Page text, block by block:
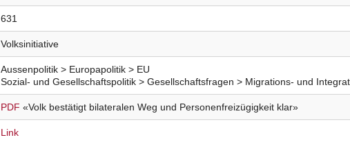
631
Volksinitiative
Aussenpolitik > Europapolitik > EU
Sozial- und Gesellschaftspolitik > Gesellschaftsfragen > Migrations- und
PDF «Volk bestätigt bilateralen Weg und Personenfreizügigkeit klar»
Link